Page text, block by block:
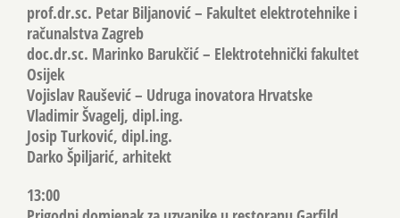
prof.dr.sc. Petar Biljanović – Fakultet elektrotehnike i
računalstva Zagreb
doc.dr.sc. Marinko Barukčić – Elektrotehnički fakultet
Osijek
Vojislav Raušević – Udruga inovatora Hrvatske
Vladimir Švagelj, dipl.ing.
Josip Turković, dipl.ing.
Darko Špiljarić, arhitekt
13:00